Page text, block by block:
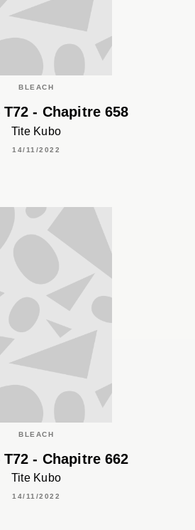
BLEACH
- Chapitre 658
Tite Kubo
14/11/2022
BLEACH
- Chapitre 662
Tite Kubo
14/11/2022